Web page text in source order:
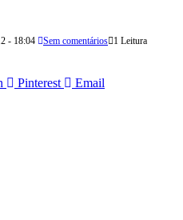
- 18:04 Sem comentários 1 Leitura
Pinterest Email